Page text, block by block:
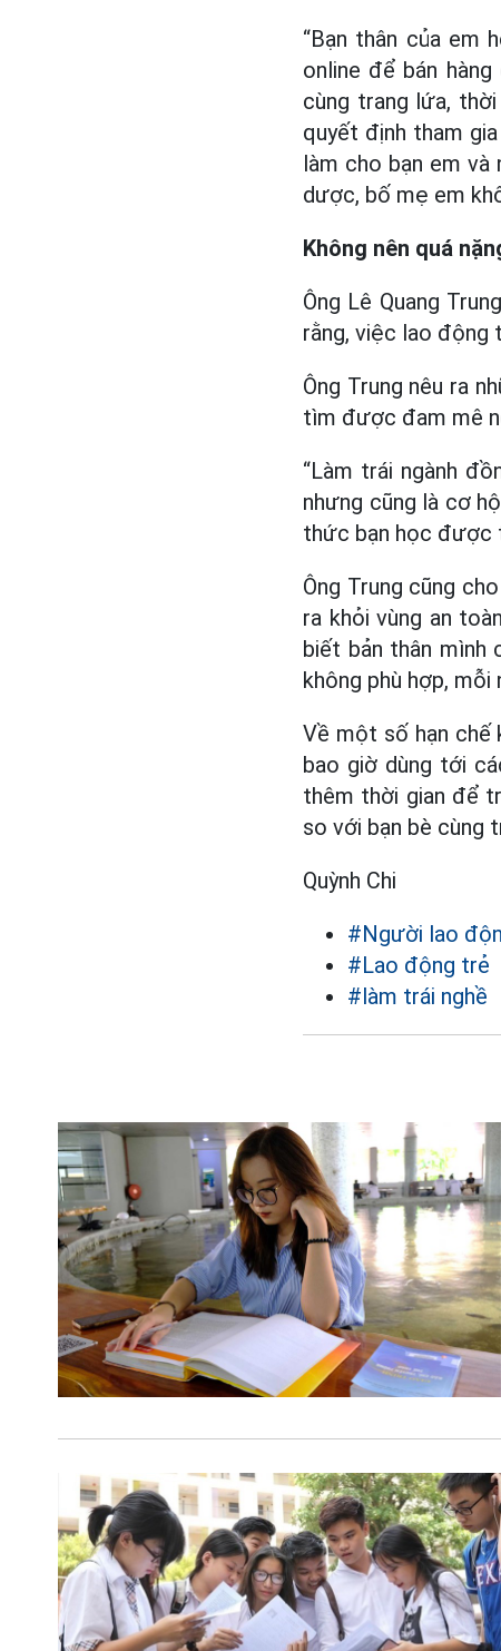
“Bạn thân của em
online để bán
cùng trang lứa,
quyết định tham
làm cho bạn em
dược, bố mẹ em
Không nên quá
Ông Lê Quang
rằng, việc lao động
Ông Trung nêu ra
tìm được đam mê
“Làm trái ngành
nhưng cũng là cơ
thức bạn học được
Ông Trung cũng
ra khỏi vùng an
biết bản thân mình
không phù hợp,
Về một số hạn chế
bao giờ dùng tới
thêm thời gian để
so với bạn bè cùng
Quỳnh Chi
#Người lao
#Lao động trẻ
#làm trái nghề